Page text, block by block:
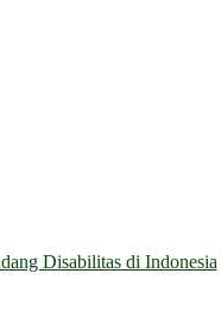
Disabilitas di Indonesia